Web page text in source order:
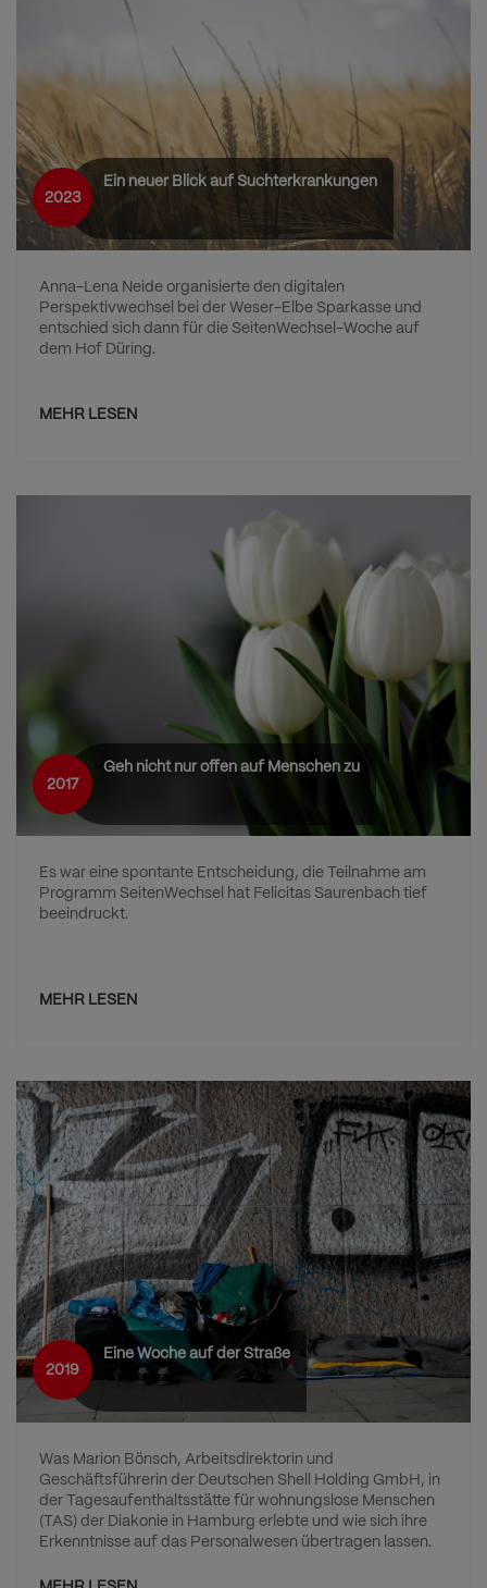
2023
Ein neuer Blick auf Suchterkrankungen
Anna-Lena Neide organisierte den digitalen
Perspektivwechsel bei der Weser-Elbe Sparkasse und
entschied sich dann für die SeitenWechsel-Woche auf
dem Hof Düring.
MEHR LESEN
2017
Geh nicht nur offen auf Menschen zu
Es war eine spontante Entscheidung, die Teilnahme am
Programm SeitenWechsel hat Felicitas Saurenbach tief
beeindruckt.
MEHR LESEN
2019
Eine Woche auf der Straße
Was Marion Bönsch, Arbeitsdirektorin und
Geschäftsführerin der Deutschen Shell Holding GmbH, in
der Tagesaufenthaltsstätte für wohnungslose Menschen
(TAS) der Diakonie in Hamburg erlebte und wie sich ihre
Erkenntnisse auf das Personalwesen übertragen lassen.